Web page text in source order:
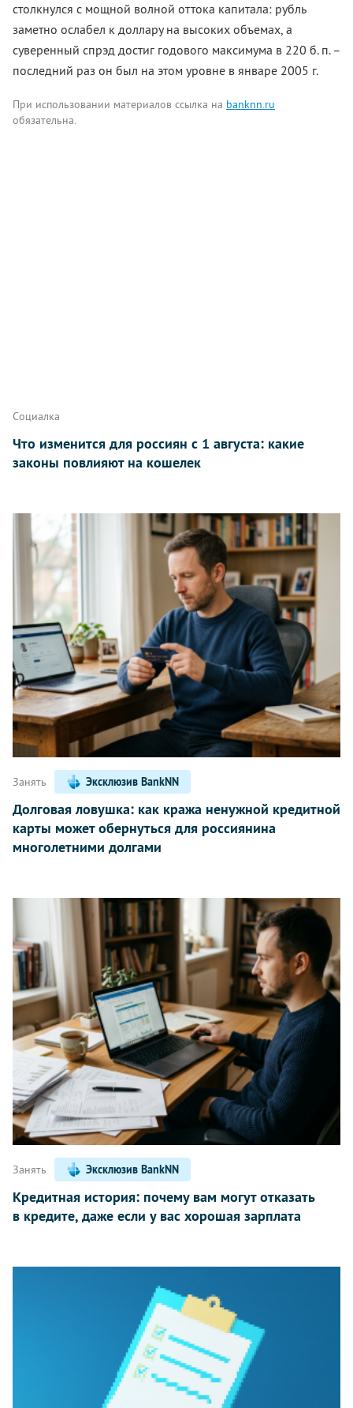
столкнулся с мощной волной оттока капитала: рубль
заметно ослабел к доллару на высоких объемах, а
суверенный спрэд достиг годового максимума в 220 б. п. –
последний раз он был на этом уровне в январе 2005 г.
При использовании материалов ссылка на banknn.ru
обязательна.
Социалка
Что изменится для россиян с 1 августа: какие
законы повлияют на кошелек
Занять Эксклюзив BankNN
Долговая ловушка: как кража ненужной кредитной
карты может обернуться для россиянина
многолетними долгами
Занять Эксклюзив BankNN
Кредитная история: почему вам могут отказать
в кредите, даже если у вас хорошая зарплата